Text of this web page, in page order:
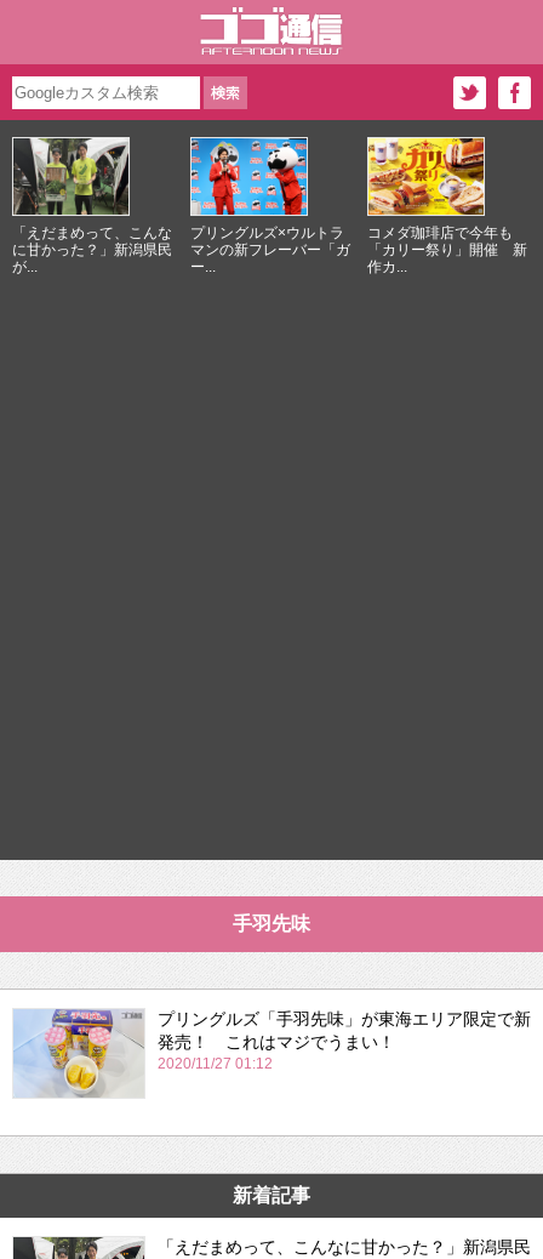
「えだまめって、こんな
に甘かった？」新潟県民
が...
プリングルズ×ウルトラ
マンの新フレーバー「ガ
ー...
コメダ珈琲店で今年も
「カリー祭り」開催 新
作カ...
手羽先味
プリングルズ「手羽先味」が東海エリア限定で新
発売！ これはマジでうまい！
2020/11/27 01:12
新着記事
「えだまめって、こんなに甘かった？」新潟県民